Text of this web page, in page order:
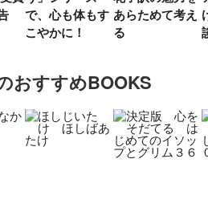
で、心も体もす
こやかに！
あらためて考え
る
おすすめBOOKS